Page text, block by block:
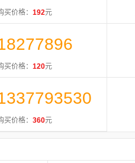
买价格： 192元
买价格： 120元
买价格： 360元